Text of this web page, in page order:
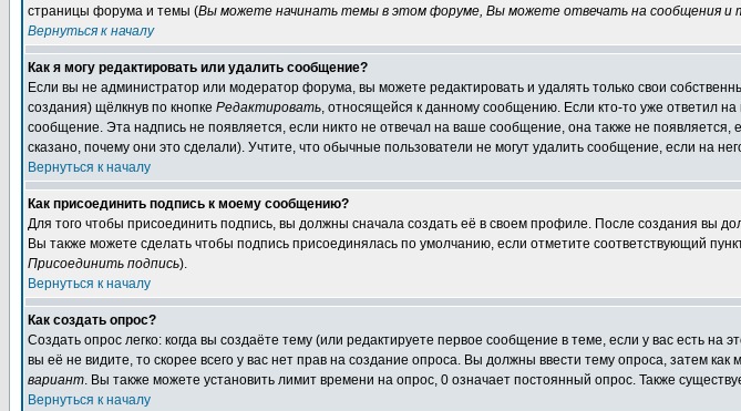
страницы форума и темы (Вы можете начинать темы в этом форуме, Вы можете отвечать на сообщения и
Вернуться к началу
Как я могу редактировать или удалить сообщение?
Если вы не администратор или модератор форума, вы можете редактировать и удалять только свои
создания) щёлкнув по кнопке Редактировать, относящейся к данному сообщению. Если кто-то уже ответил
сообщение. Эта надпись не появляется, если никто не отвечал на ваше сообщение, она также не
сказано, почему они это сделали). Учтите, что обычные пользователи не могут удалить сообщение, если на
Вернуться к началу
Как присоединить подпись к моему сообщению?
Для того чтобы присоединить подпись, вы должны сначала создать её в своем профиле. После создания вы
Вы также можете сделать чтобы подпись присоединялась по умолчанию, если отметите соответствующий
Присоединить подпись).
Вернуться к началу
Как создать опрос?
Создать опрос легко: когда вы создаёте тему (или редактируете первое сообщение в теме, если у вас есть
вы её не видите, то скорее всего у вас нет прав на создание опроса. Вы должны ввести тему опроса, затем
вариант. Вы также можете установить лимит времени на опрос, 0 означает постоянный опрос. Также
Вернуться к началу